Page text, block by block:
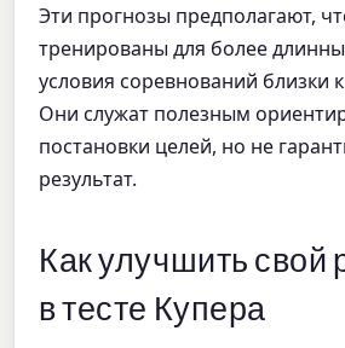
Эти прогнозы предполагают,
тренированы для более
условия соревнований близки
Они служат полезным
постановки целей, но не
результат.
Как улучшить свой
в тесте Купера